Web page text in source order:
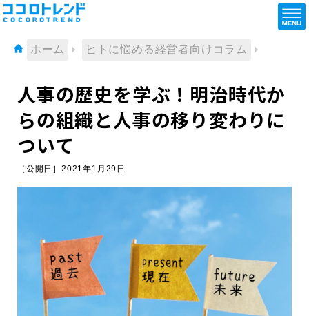
ホーム ヒトに悩める経営者向けコラム
人事の歴史を学ぶ！明治時代か
らの組織と人事の移り変わりに
ついて
［公開日］2021年1月29日